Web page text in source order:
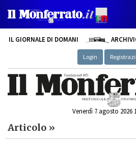
IL GIORNALE DI DOMANI
Login
Venerdì 7 agosto 2026
Articolo »